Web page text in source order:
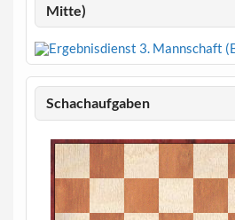
Mitte)
Schachaufgaben